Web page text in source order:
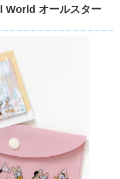
オールスター